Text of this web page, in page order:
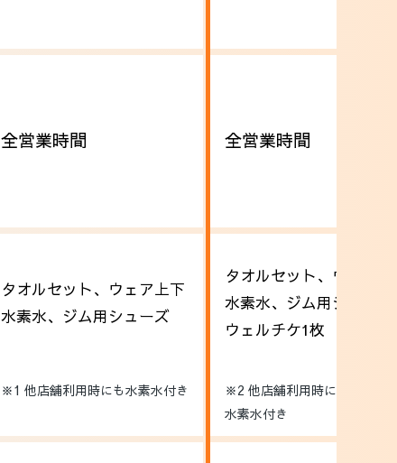
全営業時間 全営業時間
タオルセット、ウェア上下
水素水、ジム用シューズ
※1 他店舗利用時にも水素水付き
タオルセット、ウェア
水素水、ジム用シュー
ウェルチケ1枚
※2 他店舗利用時にもレンタ
水素水付き